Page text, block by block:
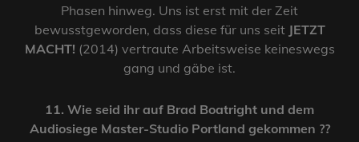
Phasen hinweg. Uns ist erst mit der Zeit
bewusstgeworden, dass diese für uns seit JETZT
MACHT! (2014) vertraute Arbeitsweise keineswegs
gang und gäbe ist.
11. Wie seid ihr auf Brad Boatright und dem
Audiosiege Master-Studio Portland gekommen ??